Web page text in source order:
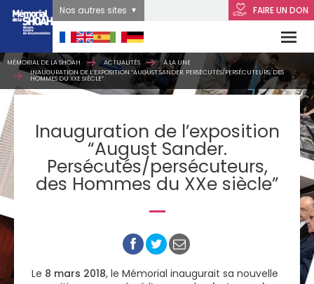
FAIRE UN DON
Nos autres sites
MÉMORIAL DE LA SHOAH ACTUALITÉS
À LA UNE
INAUGURATION DE L’EXPOSITION “AUGUST SANDER. PERSÉCUTÉS/PERSÉCUTEURS, DES
HOMMES DU XXE SIÈCLE”
Inauguration de l’exposition
“August Sander.
Persécutés/persécuteurs,
des Hommes du XXe siècle”
Le 8 mars 2018, le Mémorial inaugurait sa nouvelle